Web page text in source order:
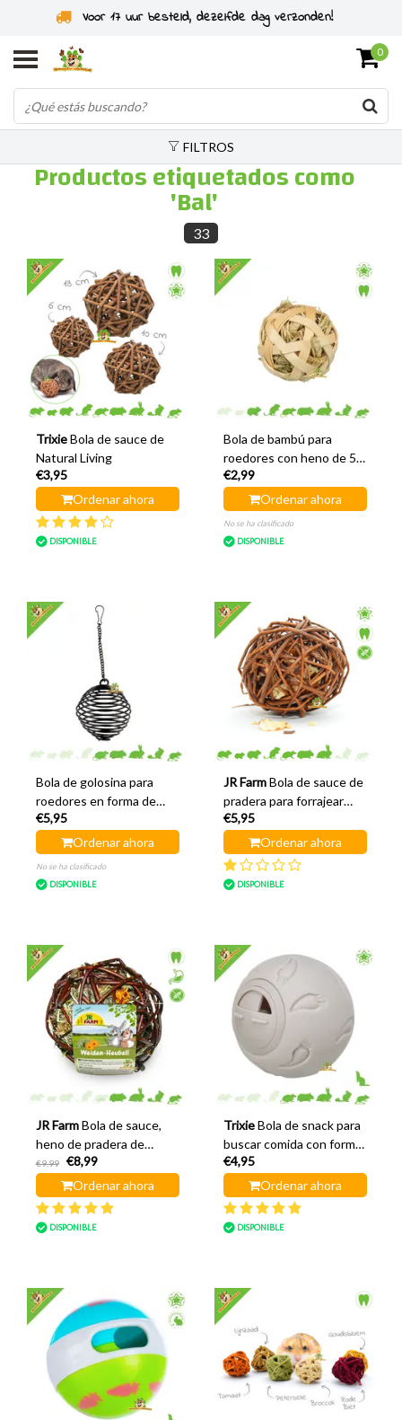
Especialistas en roedores desde 2011
0
FILTROS
Productos etiquetados como
'Bal'
33
Trixie Bola de sauce de
Natural Living
€3,95
Ordenar ahora
DISPONIBLE
Bola de bambú para
roedores con heno de 5
cm
€2,99
Ordenar ahora
No se ha clasificado
DISPONIBLE
Bola de golosina para
roedores en forma de
espiral, color negro, 8,5
cm
€5,95
Ordenar ahora
No se ha clasificado
DISPONIBLE
JR Farm Bola de sauce de
pradera para forrajear
Manzana 8 cm
€5,95
Ordenar ahora
DISPONIBLE
JR Farm Bola de sauce,
heno de pradera de
montaña y caléndula 12
cm
€9,99
€8,99
Ordenar ahora
DISPONIBLE
Trixie Bola de snack para
buscar comida con forma
de zanahoria, 7 cm
€4,95
Ordenar ahora
DISPONIBLE